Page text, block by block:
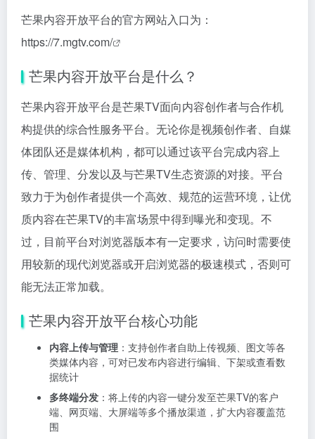
芒果内容开放平台的官方网站入口为：
https://7.mgtv.com/
芒果内容开放平台是什么？
芒果内容开放平台是芒果TV面向内容创作者与合作机
构提供的综合性服务平台。无论你是视频创作者、自媒
体团队还是媒体机构，都可以通过该平台完成内容上
传、管理、分发以及与芒果TV生态资源的对接。平台
致力于为创作者提供一个高效、规范的运营环境，让优
质内容在芒果TV的丰富场景中得到曝光和变现。不
过，目前平台对浏览器版本有一定要求，访问时需要使
用较新的现代浏览器或开启浏览器的极速模式，否则可
能无法正常加载。
芒果内容开放平台核心功能
内容上传与管理 ：支持创作者自助上传视频、图文等各
类媒体内容，可对已发布内容进行编辑、下架或查看数
据统计
多终端分发 ：将上传的内容一键分发至芒果TV的客户
端、网页端、大屏端等多个播放渠道，扩大内容覆盖范
围